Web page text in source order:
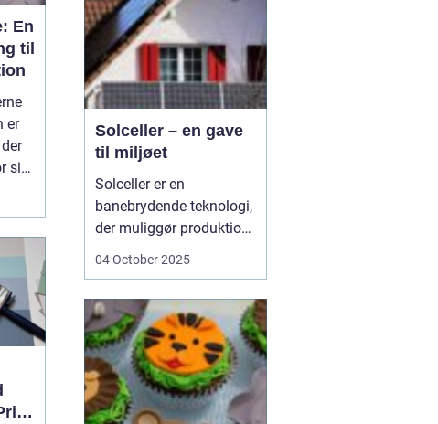
En
til
er
sin
Solceller – en gave
til miljøet
Solceller er en
banebrydende teknologi,
der muliggør produktion
af elektricitet ved at
kan man omdanne
solens energi til grøn
strøm, der kan bruges til
at drive husholdni...
04 October 2025